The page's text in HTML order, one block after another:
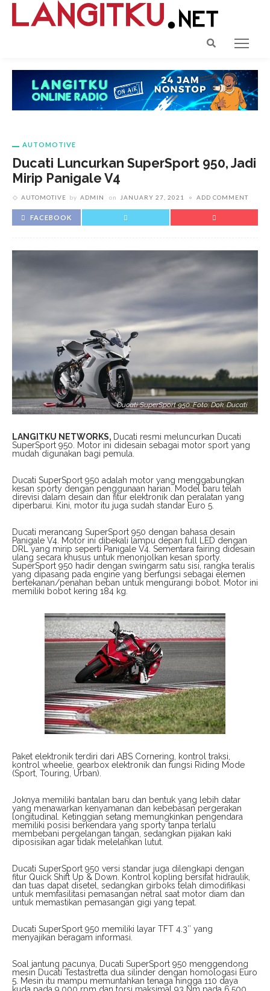
AUTOMOTIVE
Ducati Luncurkan SuperSport 950, Jadi
Mirip Panigale V4
AUTOMOTIVE by ADMIN on JANUARY 27, 2021 ADD COMMENT
FACEBOOK
Ducati SuperSport 950. Foto: Dok. Ducati
LANGITKU NETWORKS, Ducati resmi meluncurkan Ducati
SuperSport 950. Motor ini didesain sebagai motor sport yang
mudah digunakan bagi pemula.
Ducati SuperSport 950 adalah motor yang menggabungkan
kesan sporty dengan penggunaan harian. Model baru telah
direvisi dalam desain dan fitur elektronik dan peralatan yang
diperbarui. Kini, motor itu juga sudah standar Euro 5.
Ducati merancang SuperSport 950 dengan bahasa desain
Panigale V4. Motor ini dibekali lampu depan full LED dengan
DRL yang mirip seperti Panigale V4. Sementara fairing didesain
ulang secara khusus untuk menonjolkan kesan sporty.
SuperSport 950 hadir dengan swingarm satu sisi, rangka teralis
yang dipasang pada engine yang berfungsi sebagai elemen
bertekanan/penahan beban untuk mengurangi bobot. Motor ini
memiliki bobot kering 184 kg.
Paket elektronik terdiri dari ABS Cornering, kontrol traksi,
kontrol wheelie, gearbox elektronik dan fungsi Riding Mode
(Sport, Touring, Urban).
Joknya memiliki bantalan baru dan bentuk yang lebih datar
yang menawarkan kenyamanan dan kebebasan pergerakan
longitudinal. Ketinggian setang memungkinkan pengendara
memiliki posisi berkendara yang sporty tanpa terlalu
membebani pergelangan tangan, sedangkan pijakan kaki
diposisikan agar tidak melelahkan lutut.
Ducati SuperSport 950 versi standar juga dilengkapi dengan
fitur Quick Shift Up & Down. Kontrol kopling bersifat hidraulik,
dan tuas dapat disetel, sedangkan girboks telah dimodifikasi
untuk memfasilitasi pemasangan netral saat motor diam dan
untuk memastikan pemasangan gigi yang tepat.
Ducati SuperSport 950 memiliki layar TFT 4.3″ yang
menyajikan beragam informasi.
Soal jantung pacunya, Ducati SuperSport 950 menggendong
mesin Ducati Testastretta dua silinder dengan homologasi Euro
5. Mesin itu mampu memuntahkan tenaga hingga 110 daya
kuda pada 9.000 rpm dan torsi maksimal 93 Nm pada 6.500